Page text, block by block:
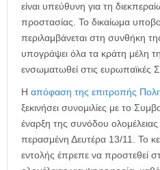
είναι υπεύθυνη για τη
προστασίας. Το δικαίωμα
περιλαμβάνεται στη συνθήκη
υπογράψει όλα τα κράτη μέλη
ενσωματωθεί στις ευρωπαϊκές
Η απόφαση της επιτροπής
ξεκινήσει συνομιλίες με το
έναρξη της συνόδου
περασμένη Δευτέρα 13/11. Το
εντολής έπρεπε να προστεθεί